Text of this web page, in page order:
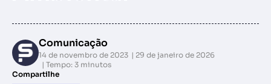
Comunicação
14 de novembro de 2023
29 de janeiro de 2026
Tempo: 3 minutos
Compartilhe